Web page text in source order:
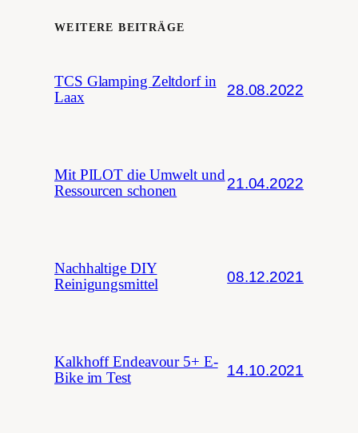
WEITERE BEITRÄGE
TCS Glamping Zeltdorf in
Laax
28.08.2022
Mit PILOT die Umwelt und
Ressourcen schonen
21.04.2022
Nachhaltige DIY
Reinigungsmittel
08.12.2021
Kalkhoff Endeavour 5+ E-
Bike im Test
14.10.2021